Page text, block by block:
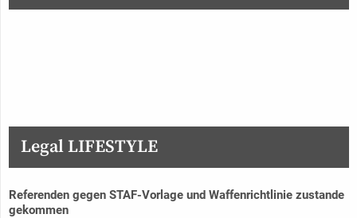
Legal LIFESTYLE
Referenden gegen STAF-Vorlage und Waffenrichtlinie zustande
gekommen